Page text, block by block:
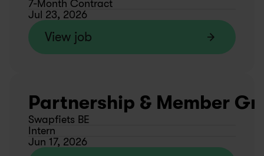
7-Month Contract
Jul 23, 2026
View job
Partnership & Member
Swapfiets BE
Intern
Jun 17, 2026